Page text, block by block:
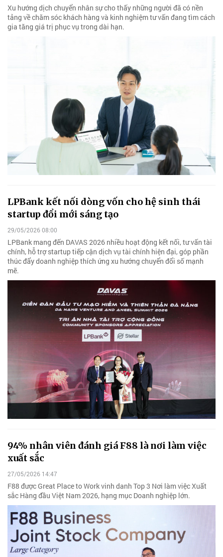
Xu hướng dịch chuyển nhân sự cho thấy những người đã có nền
tảng về chăm sóc khách hàng và kinh nghiệm tư vấn đang tìm cách
gia tăng giá trị phục vụ trong dài hạn.
LPBank kết nối dòng vốn cho hệ sinh thái
startup đổi mới sáng tạo
29/05/2026 08:00
LPBank mang đến DAVAS 2026 nhiều hoạt động kết nối, tư vấn tài
chính, hỗ trợ startup tiếp cận dịch vụ tài chính hiện đại, góp phần
thúc đẩy doanh nghiệp thích ứng xu hướng chuyển đổi số mạnh
mẽ.
94% nhân viên đánh giá F88 là nơi làm việc
xuất sắc
27/05/2026 14:47
F88 được Great Place to Work vinh danh Top 3 Nơi làm việc Xuất
sắc Hàng đầu Việt Nam 2026, hạng mục Doanh nghiệp lớn.